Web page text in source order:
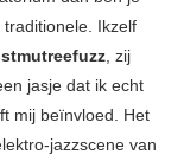
Ikzelf
, zij
jasje dat ik echt
mij beïnvloed. Het
jazzscene van